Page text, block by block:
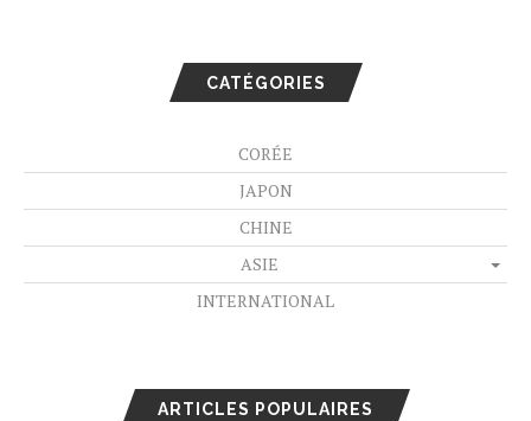
CATÉGORIES
CORÉE
JAPON
CHINE
ASIE
INTERNATIONAL
ARTICLES POPULAIRES